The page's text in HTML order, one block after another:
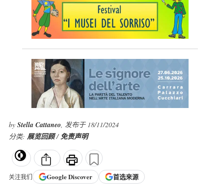
by Stella Cattaneo, 发布于 18/11/2024
分类: 展览回顾/免责声明
关注我们 GoogleDiscover 首选来源